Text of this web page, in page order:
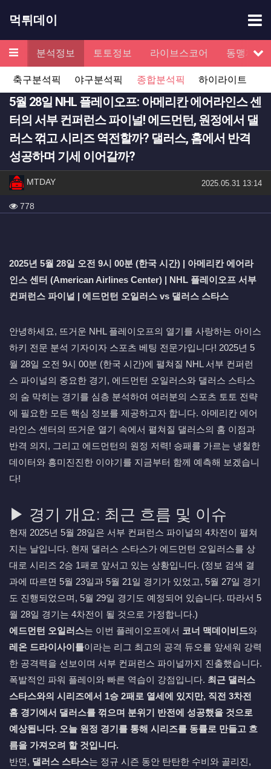
먹튀데이
메뉴
증 분석정보 토토정보 라이브스코어
동맹제휴
축구분석픽
야구분석픽 종합분석픽 하이라이트
5월 28일 NHL 플레이오프: 아메리칸 에어라인스 센
터의 서부 컨퍼런스 파이널! 에드먼턴, 원정에서 댈
러스 꺾고 시리즈 역전할까? 댈러스, 홈에서 반격
성공하며 기세 이어갈까?
작성자 정보
MTDAY작성 작성일
2025.05.31 13:14
컨텐츠 정보
778
2025년 5월 28일 오전 9시 00분 (한국 시간) | 아메리칸 에어라
인스 센터 (American Airlines Center) | NHL 플레이오프 서부
컨퍼런스 파이널 | 에드먼턴 오일러스 vs 댈러스 스타스
안녕하세요, 뜨거운 NHL 플레이오프의 열기를 사랑하는 아이스
하키 전문 분석 기자이자 스포츠 베팅 전문가입니다! 2025년 5
월 28일 오전 9시 00분 (한국 시간)에 펼쳐질 NHL 서부 컨퍼런
스 파이널의 중요한 경기, 에드먼턴 오일러스와 댈러스 스타스
의 숨 막히는 경기를 심층 분석하여 여러분의 스포츠 토토 전략
에 필요한 모든 핵심 정보를 제공하고자 합니다. 아메리칸 에어
라인스 센터의 뜨거운 열기 속에서 펼쳐질 댈러스의 홈 이점과
반격 의지, 그리고 에드먼턴의 원정 저력! 승패를 가르는 냉철한
데이터와 흥미진진한 이야기를 지금부터 함께 예측해 보겠습니
다!
▶ 경기 개요: 최근 흐름 및 이슈
현재 2025년 5월 28일은 서부 컨퍼런스 파이널의 4차전이 펼쳐
지는 날입니다. 현재 댈러스 스타스가 에드먼턴 오일러스를 상
대로 시리즈 2승 1패로 앞서고 있는 상황입니다. (정보 검색 결
과에 따르면 5월 23일과 5월 21일 경기가 있었고, 5월 27일 경기
도 진행되었으며, 5월 29일 경기도 예정되어 있습니다. 따라서 5
월 28일 경기는 4차전이 될 것으로 가정합니다.)
에드먼턴 오일러스는 이번 플레이오프에서 코너 맥데이비드와
레온 드라이사이틀이라는 리그 최고의 공격 듀오를 앞세워 강력
한 공격력을 선보이며 서부 컨퍼런스 파이널까지 진출했습니다.
폭발적인 파워 플레이와 빠른 역습이 강점입니다. 최근 댈러스
스타스와의 시리즈에서 1승 2패로 열세에 있지만, 직전 3차전
홈 경기에서 댈러스를 꺾으며 분위기 반전에 성공했을 것으로
예상됩니다. 오늘 원정 경기를 통해 시리즈를 동률로 만들고 흐
름을 가져오려 할 것입니다.
반면, 댈러스 스타스는 정규 시즌 동안 탄탄한 수비와 골리진,